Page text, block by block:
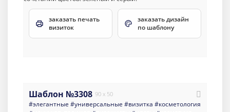
заказать печать
визиток
заказать дизайн
по шаблону
Шаблон №3308 90 x 50
#элегантные #универсальные #визитка #косметология